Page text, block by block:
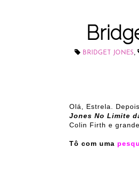
BRIDGET JONES
Olá, Estrela.
Jones No Limite
Colin Firth e
Tô com uma